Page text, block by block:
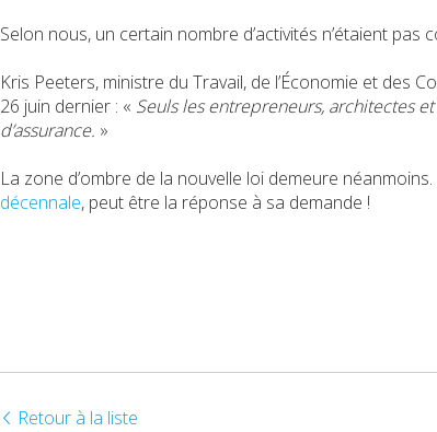
Selon nous, un certain nombre d’activités n’étaient
Kris Peeters, ministre du Travail, de l’Économie et
26 juin dernier : « Seuls les entrepreneurs, architectes
d’assurance. »
La zone d’ombre de la nouvelle loi demeure
décennale, peut être la réponse à sa demande !
Retour à la liste